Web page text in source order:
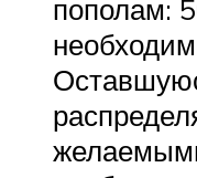
пополам: